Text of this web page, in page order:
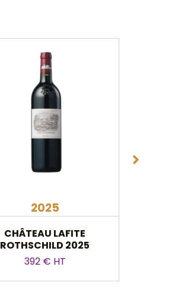
2025
CHÂTEAU LAFITE
ROTHSCHILD 2025
392 € HT